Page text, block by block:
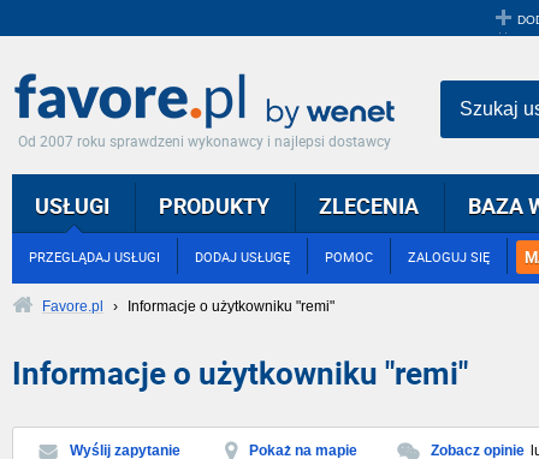
Od 2007 roku sprawdzeni wykonawcy i najlepsi dostawcy
USŁUGI
PRZEGLĄDAJ USŁUGI DODAJ USŁUGĘ POMOC ZALOGUJ SIĘ
PRODUKTY ZLECENIA BAZA
Szukaj
Favore.pl › Informacje o użytkowniku "remi"
Informacje o użytkowniku "remi"
Wyślij zapytanie Pokaż na mapie Zobacz opinie